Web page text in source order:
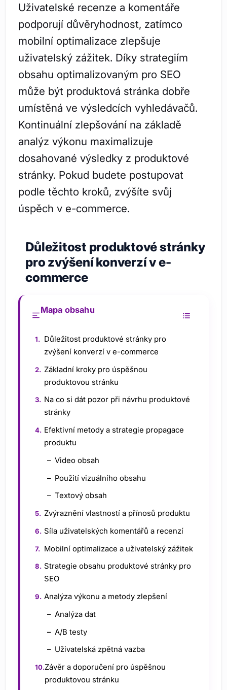
Uživatelské recenze a komentáře
podporují důvěryhodnost, zatímco
mobilní optimalizace zlepšuje
uživatelský zážitek. Díky strategiím
obsahu optimalizovaným pro SEO
může být produktová stránka dobře
umístěná ve výsledcích vyhledávačů.
Kontinuální zlepšování na základě
analýz výkonu maximalizuje
dosahované výsledky z produktové
stránky. Pokud budete postupovat
podle těchto kroků, zvýšíte svůj
úspěch v e-commerce.
Důležitost produktové stránky
pro zvýšení konverzí v e-
commerce
Mapa obsahu
Důležitost produktové stránky pro
zvýšení konverzí v e-commerce
Základní kroky pro úspěšnou
produktovou stránku
Na co si dát pozor při návrhu produktové
stránky
Efektivní metody a strategie propagace
produktu
Video obsah
Použití vizuálního obsahu
Textový obsah
Zvýraznění vlastností a přínosů produktu
Síla uživatelských komentářů a recenzí
Mobilní optimalizace a uživatelský zážitek
Strategie obsahu produktové stránky pro
SEO
Analýza výkonu a metody zlepšení
Analýza dat
A/B testy
Uživatelská zpětná vazba
Závěr a doporučení pro úspěšnou
produktovou stránku